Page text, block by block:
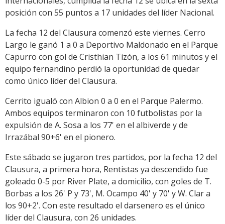
posición con 55 puntos a 17 unidades del líder Nacional.
La fecha 12 del Clausura comenzó este viernes. Cerro
Largo le ganó 1 a 0 a Deportivo Maldonado en el Parque
Capurro con gol de Cristhian Tizón, a los 61 minutos y el
equipo fernandino perdió la oportunidad de quedar
como único líder del Clausura.
Cerrito igualó con Albion 0 a 0 en el Parque Palermo.
Ambos equipos terminaron con 10 futbolistas por la
expulsión de A. Sosa a los 77' en el albiverde y de
Irrazábal 90+6' en el pionero.
Este sábado se jugaron tres partidos, por la fecha 12 del
Clausura, a primera hora, Rentistas ya descendido fue
goleado 0-5 por River Plate, a domicilio, con goles de T.
Borbas a los 26' P y 73', M. Ocampo 40' y 70' y W. Clar a
los 90+2'. Con este resultado el darsenero es el único
líder del Clausura, con 26 unidades.